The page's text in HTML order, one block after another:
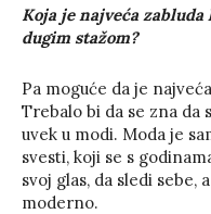
Koja je najveća
dugim stažom?
Pa moguće da je
Trebalo bi da se zna da
uvek u modi. Moda je
svesti, koji se s
svoj glas, da sledi
moderno.